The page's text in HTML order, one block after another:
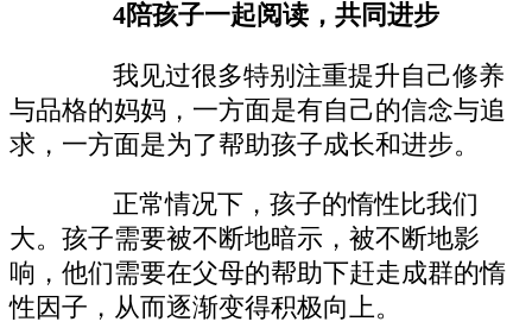
4陪孩子一起阅读，共同进步
我见过很多特别注重提升自己修养
与品格的妈妈，一方面是有自己的信念与追
求，一方面是为了帮助孩子成长和进步。
正常情况下，孩子的惰性比我们
大。孩子需要被不断地暗示，被不断地影
响，他们需要在父母的帮助下赶走成群的惰
性因子，从而逐渐变得积极向上。